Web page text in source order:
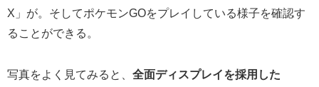
X」が。そしてポケモンGOをプレイしている様子を確認す
ることができる。
写真をよく見てみると、 全面ディスプレイを採用した